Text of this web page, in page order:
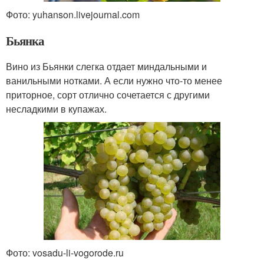
Фото: yuhanson.livejournal.com
Бьянка
Вино из Бьянки слегка отдает миндальными и
ванильными нотками. А если нужно что-то менее
приторное, сорт отлично сочетается с другими
несладкими в купажах.
Фото: vosadu-li-vogorode.ru